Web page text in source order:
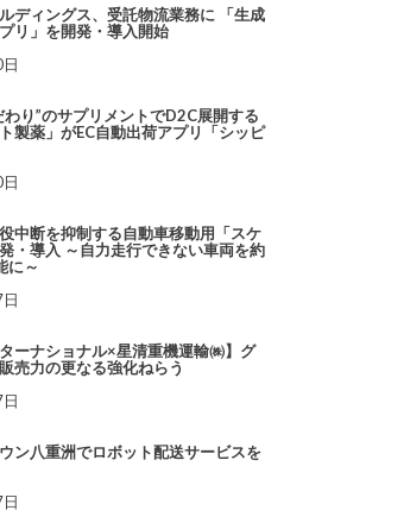
ディングス、受託物流業務に 「生成
リ」を開発・導入開始
わり”のサプリメントでD2C展開する
製薬」がEC自動出荷アプリ「シッピ
中断を抑制する自動車移動用「スケ
・導入 ～自力走行できない車両を約
に～
ターナショナル×星清重機運輸㈱】グ
売力の更なる強化ねらう
ン八重洲でロボット配送サービスを